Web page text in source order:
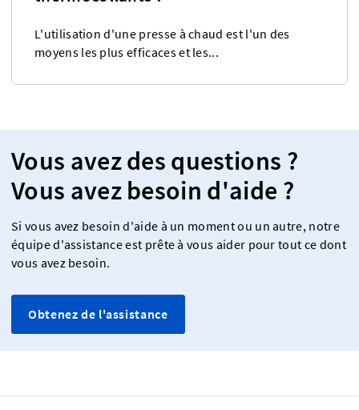
L'utilisation d'une presse à chaud est l'un des
moyens les plus efficaces et les...
Vous avez des questions ?
Vous avez besoin d'aide ?
Si vous avez besoin d'aide à un moment ou un autre, notre
équipe d'assistance est prête à vous aider pour tout ce dont
vous avez besoin.
Obtenez de l'assistance